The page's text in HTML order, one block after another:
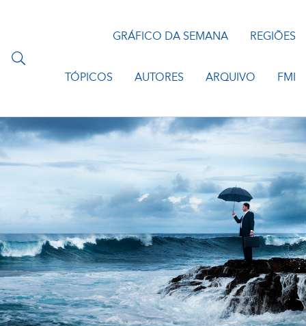
GRÁFICO DA SEMANA REGIÕES
TÓPICOS AUTORES ARQUIVO FMI